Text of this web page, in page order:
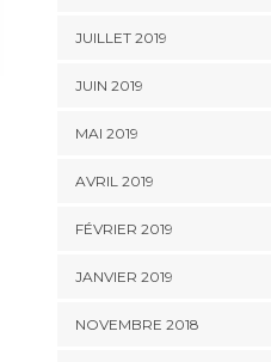
Bon de rentrée
JUILLET 2019
JUIN 2019
MAI 2019
AVRIL 2019
FÉVRIER 2019
JANVIER 2019
NOVEMBRE 2018